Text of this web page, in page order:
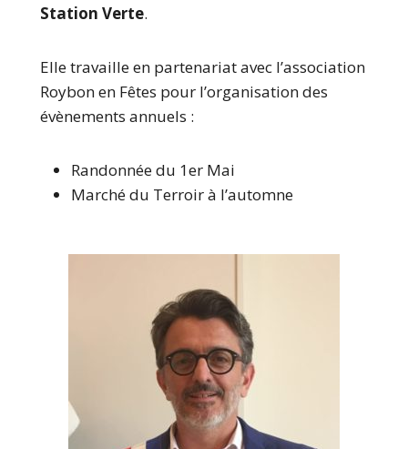
Station Verte.
Elle travaille en partenariat avec l’association
Roybon en Fêtes pour l’organisation des
évènements annuels :
Randonnée du 1er Mai
Marché du Terroir à l’automne